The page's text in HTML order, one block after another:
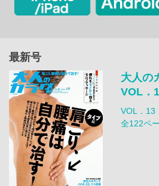
最新号
大人の
VOL．
VOL．13
全122ペ